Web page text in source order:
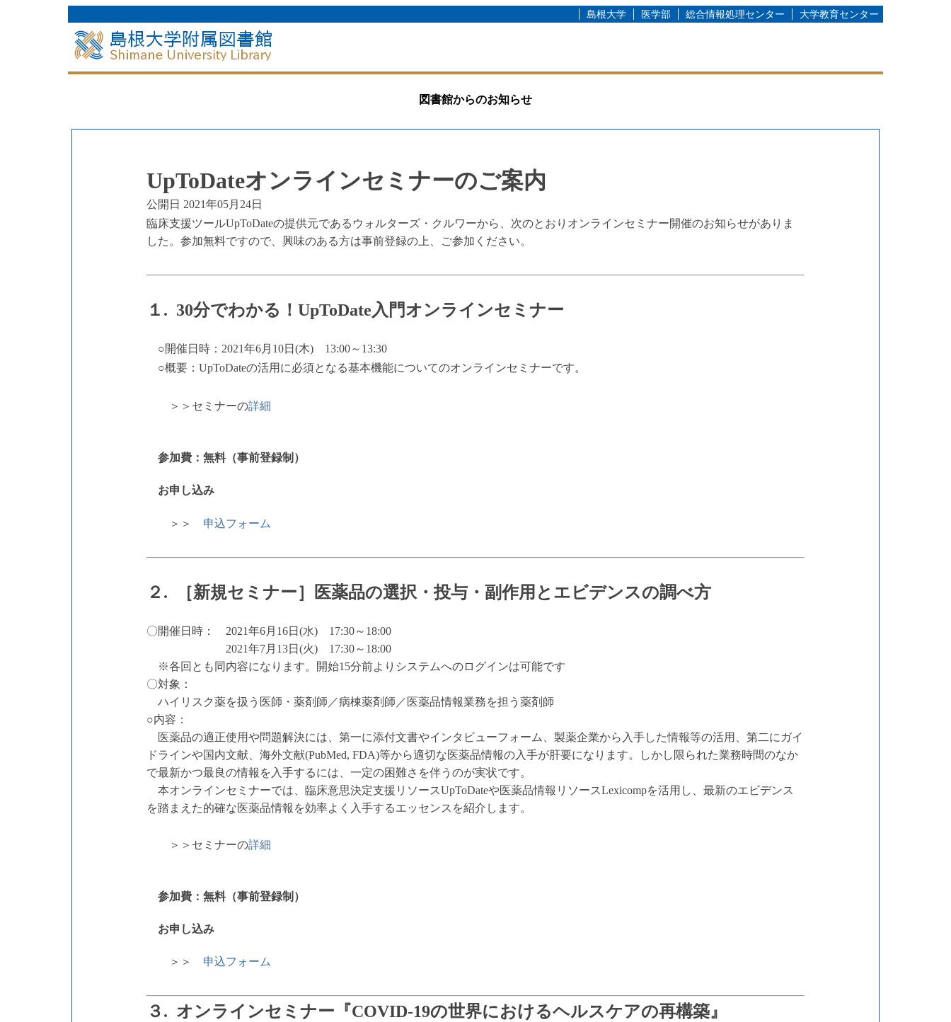
島根大学 医学部 総合情報処理センター 大学教育センター
図書館からのお知らせ
UpToDateオンラインセミナーのご案内
公開日 2021年05月24日
臨床支援ツールUpToDateの提供元であるウォルターズ・クルワーから、次のとおりオンラインセミナー開催のお知らせがありま
した。参加無料ですので、興味のある方は事前登録の上、ご参加ください。
１. 30分でわかる！UpToDate入門オンラインセミナー
○開催日時：2021年6月10日(木) 13:00～13:30
○概要：UpToDateの活用に必須となる基本機能についてのオンラインセミナーです。
＞＞セミナーの詳細
参加費：無料（事前登録制）
お申し込み
＞＞ 申込フォーム
２. ［新規セミナー］医薬品の選択・投与・副作用とエビデンスの調べ方
〇開催日時： 2021年6月16日(水) 17:30～18:00
2021年7月13日(火) 17:30～18:00
※各回とも同内容になります。開始15分前よりシステムへのログインは可能です
〇対象：
ハイリスク薬を扱う医師・薬剤師／病棟薬剤師／医薬品情報業務を担う薬剤師
○内容：
医薬品の適正使用や問題解決には、第一に添付文書やインタビューフォーム、製薬企業から入手した情報等の活用、第二にガイ
ドラインや国内文献、海外文献(PubMed, FDA)等から適切な医薬品情報の入手が肝要になります。しかし限られた業務時間のなか
で最新かつ最良の情報を入手するには、一定の困難さを伴うのが実状です。
本オンラインセミナーでは、臨床意思決定支援リソースUpToDateや医薬品情報リソースLexicompを活用し、最新のエビデンス
を踏まえた的確な医薬品情報を効率よく入手するエッセンスを紹介します。
＞＞セミナーの詳細
参加費：無料（事前登録制）
お申し込み
＞＞ 申込フォーム
３. オンラインセミナー『COVID-19の世界におけるヘルスケアの再構築』